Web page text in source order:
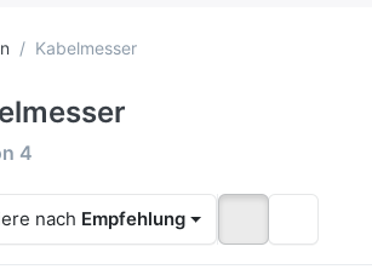
Kabelmesser
4
nach Empfehlung